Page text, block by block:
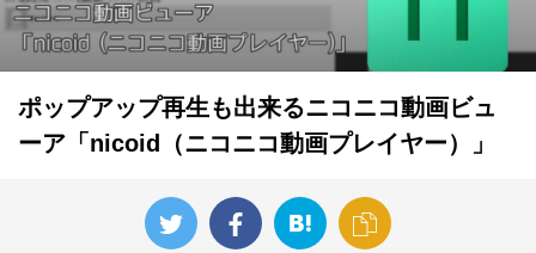
ポップアップ再生も出来るニコニコ動画ビュ
ーア「nicoid（ニコニコ動画プレイヤー）」